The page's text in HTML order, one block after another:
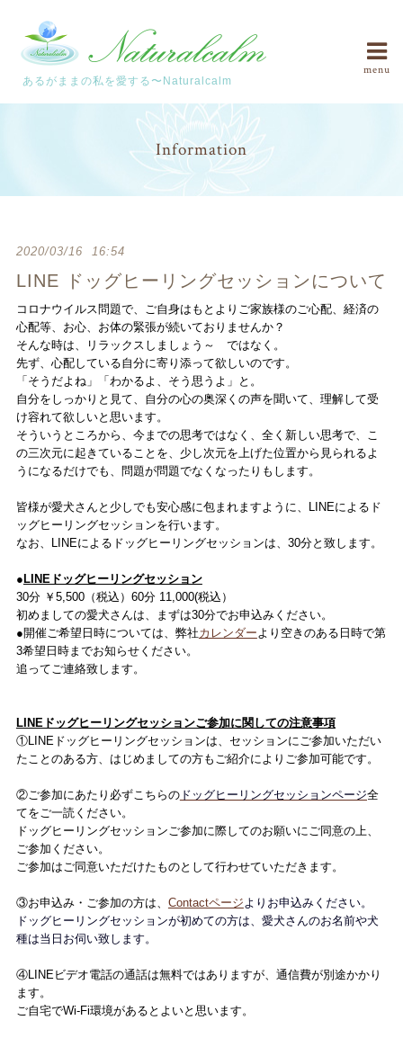
あるがままの私を愛する〜Naturalcalm
menu
Information
2020/03/16 16:54
LINE ドッグヒーリングセッションについて
コロナウイルス問題で、ご自身はもとよりご家族様のご心配、経済の
心配等、お心、お体の緊張が続いておりませんか？
そんな時は、リラックスしましょう～ ではなく。
先ず、心配している自分に寄り添って欲しいのです。
「そうだよね」「わかるよ、そう思うよ」と。
自分をしっかりと見て、自分の心の奥深くの声を聞いて、理解して受
け容れて欲しいと思います。
そういうところから、今までの思考ではなく、全く新しい思考で、こ
の三次元に起きていることを、少し次元を上げた位置から見られるよ
うになるだけでも、問題が問題でなくなったりもします。
皆様が愛犬さんと少しでも安心感に包まれますように、LINEによるド
ッグヒーリングセッションを行います。
なお、LINEによるドッグヒーリングセッションは、30分と致します。
●LINEドッグヒーリングセッション
30分 ￥5,500（税込）60分 11,000(税込）
初めましての愛犬さんは、まずは30分でお申込みください。
●開催ご希望日時については、弊社カレンダー より空きのある日時で第
3希望日時までお知らせください。
追ってご連絡致します。
LINEドッグヒーリングセッションご参加に関しての注意事項
①LINEドッグヒーリングセッションは、セッションにご参加いただい
たことのある方、はじめましての方もご紹介によりご参加可能です。
②ご参加にあたり必ずこちらのドッグヒーリングセッションページ全
てをご一読ください。
ドッグヒーリングセッションご参加に際してのお願いにご同意の上、
ご参加ください。
ご参加はご同意いただけたものとして行わせていただきます。
③お申込み・ご参加の方は、 Contactページ よりお申込みください。
ドッグヒーリングセッションが初めての方は、愛犬さんのお名前や犬
種は当日お伺い致します。
④LINEビデオ電話の通話は無料ではありますが、通信費が別途かかり
ます。
ご自宅でWi-Fi環境があるとよいと思います。